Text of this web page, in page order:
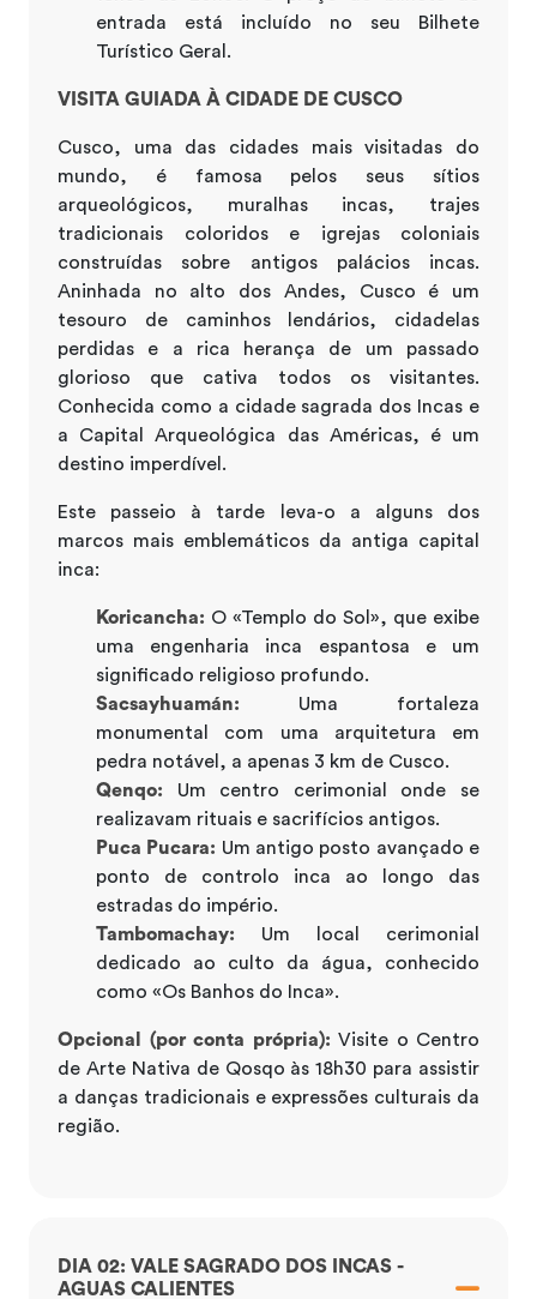
entrada está incluído no seu Bilhete
Turístico Geral.
VISITA GUIADA À CIDADE DE CUSCO
Cusco, uma das cidades mais visitadas do
mundo, é famosa pelos seus sítios
arqueológicos, muralhas incas, trajes
tradicionais coloridos e igrejas coloniais
construídas sobre antigos palácios incas.
Aninhada no alto dos Andes, Cusco é um
tesouro de caminhos lendários, cidadelas
perdidas e a rica herança de um passado
glorioso que cativa todos os visitantes.
Conhecida como a cidade sagrada dos Incas e
a Capital Arqueológica das Américas, é um
destino imperdível.
Este passeio à tarde leva-o a alguns dos
marcos mais emblemáticos da antiga capital
inca:
Koricancha: O «Templo do Sol», que exibe
uma engenharia inca espantosa e um
significado religioso profundo.
Sacsayhuamán: Uma fortaleza
monumental com uma arquitetura em
pedra notável, a apenas 3 km de Cusco.
Qenqo: Um centro cerimonial onde se
realizavam rituais e sacrifícios antigos.
Puca Pucara: Um antigo posto avançado e
ponto de controlo inca ao longo das
estradas do império.
Tambomachay: Um local cerimonial
dedicado ao culto da água, conhecido
como «Os Banhos do Inca».
Opcional (por conta própria): Visite o Centro
de Arte Nativa de Qosqo às 18h30 para assistir
a danças tradicionais e expressões culturais da
região.
DIA 02: VALE SAGRADO DOS INCAS -
AGUAS CALIENTES